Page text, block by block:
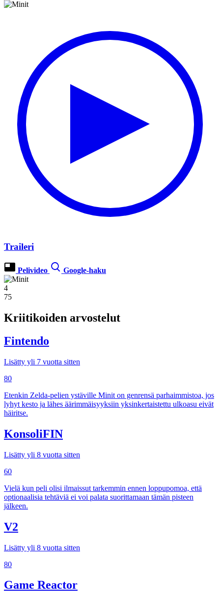
Traileri
Pelivideo Google-haku
4
75
Kriitikoiden arvostelut
Fintendo
Lisätty yli 7 vuotta sitten
80
Etenkin Zelda-pelien ystäville Minit on genrensä parhaimmistoa, jos
lyhyt kesto ja lähes äärimmäisyyksiin yksinkertaistettu ulkoasu eivät
häiritse.
KonsoliFIN
Lisätty yli 8 vuotta sitten
60
Vielä kun peli olisi ilmaissut tarkemmin ennen loppupomoa, että
optionaalisia tehtäviä ei voi palata suorittamaan tämän pisteen
jälkeen.
V2
Lisätty yli 8 vuotta sitten
80
Game Reactor